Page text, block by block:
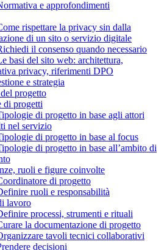
e approfondimenti
rispettare la privacy sin dalla
di un sito o servizio digitale
il consenso quando necessario
basi del sito web: architettura,
privacy, riferimenti DPO
e strategia
progetto
di progetti
di progetto in base agli attori
nel servizio
di progetto in base al focus
di progetto in base all’ambito di
ruoli e figure coinvolte
di progetto
ruoli e responsabilità
lavoro
processi, strumenti e rituali
la documentazione di progetto
tavoli tecnici collaborativi
decisioni